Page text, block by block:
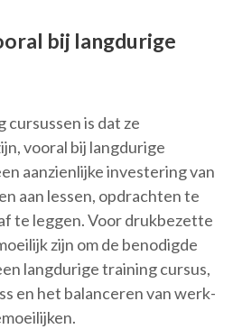
bij langdurige
cursussen is dat ze
vooral bij langdurige
aanzienlijke investering van
aan lessen, opdrachten te
te leggen. Voor drukbezette
zijn om de benodigde
langdurige training cursus,
en het balanceren van werk-